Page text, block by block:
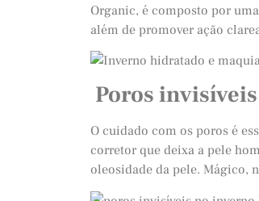
Organic, é composto por
além de promover ação
Poros
O cuidado com os poros é
corretor que deixa a pele
oleosidade da pele. Mágico,